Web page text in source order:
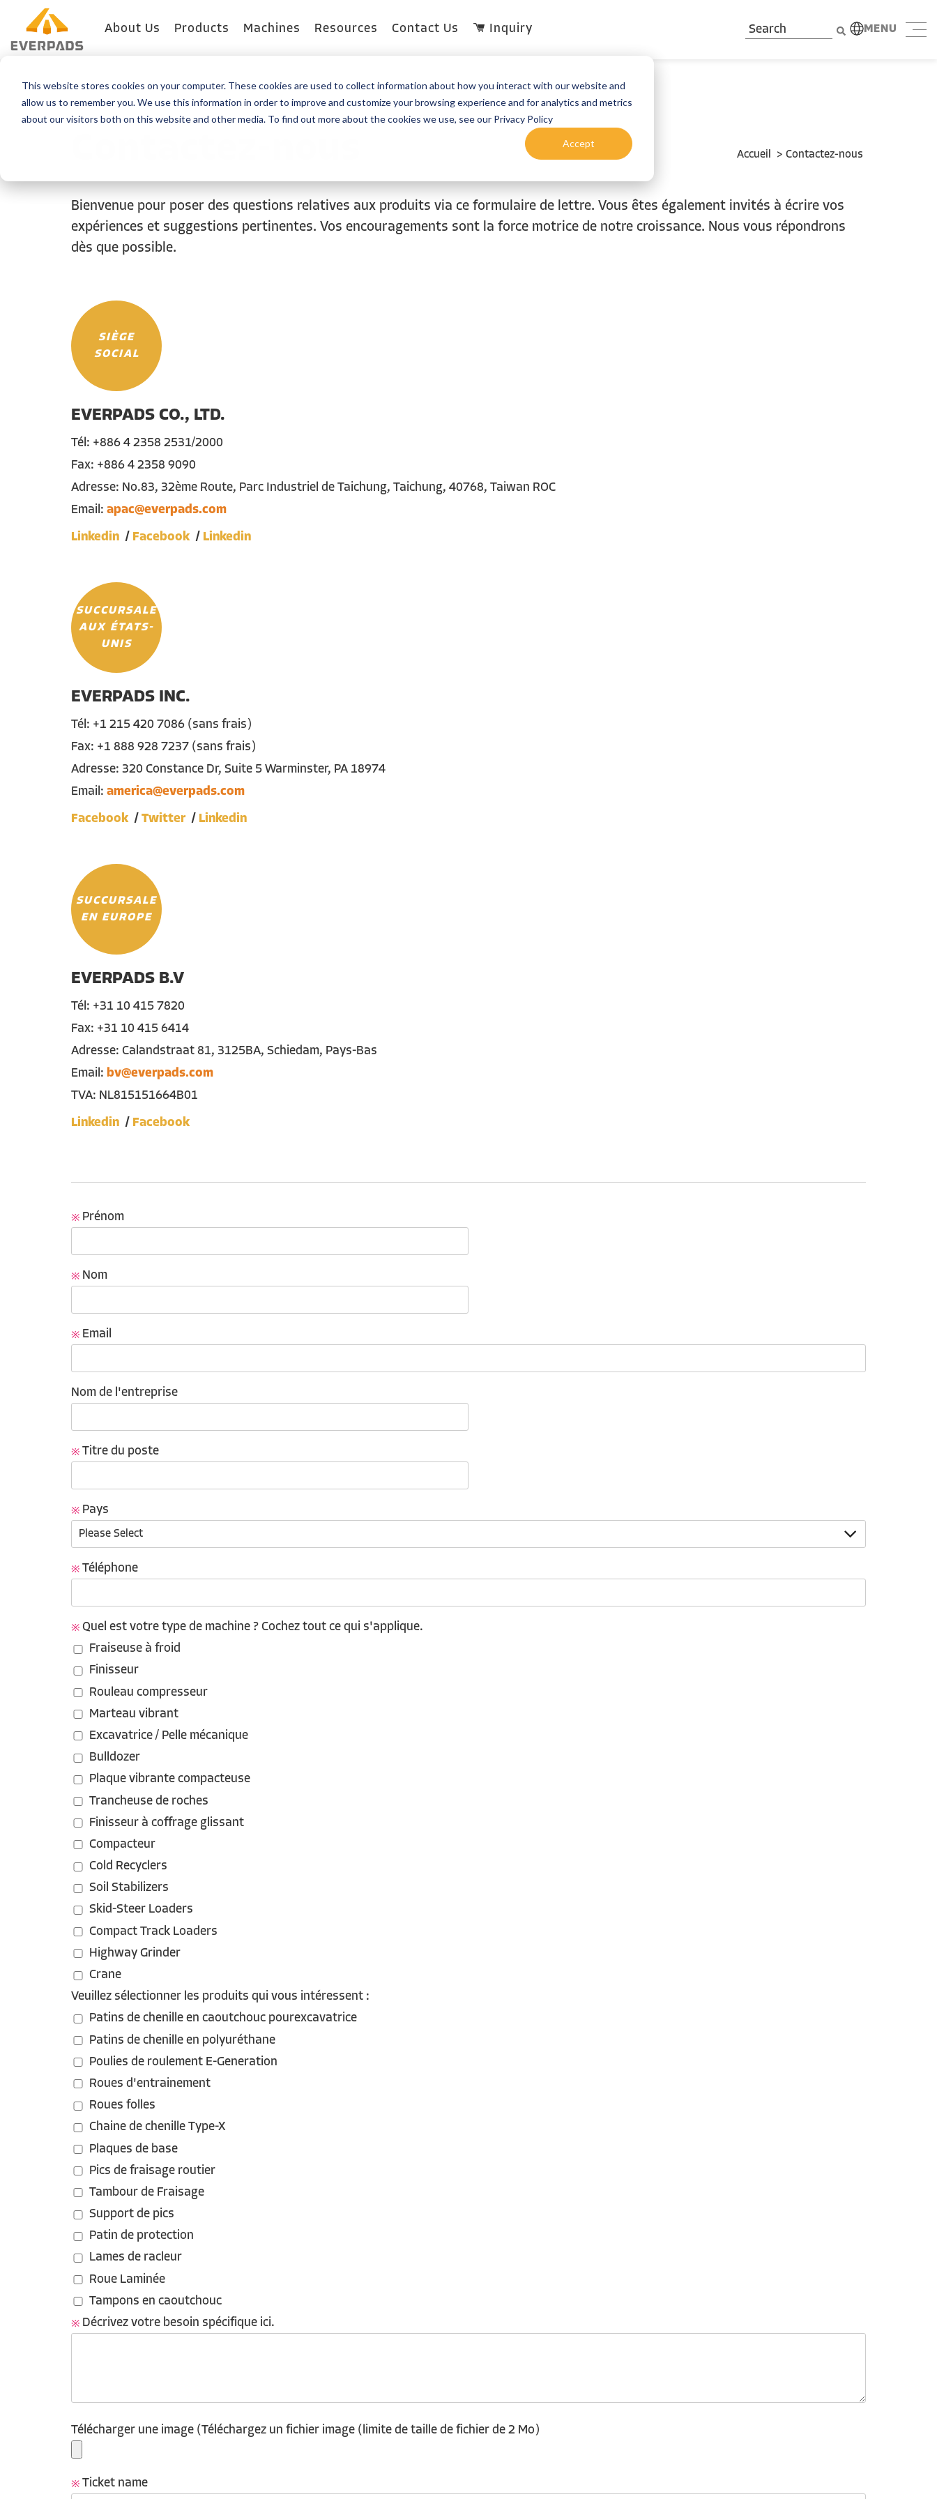
This website stores cookies on your computer. These cookies are used to collect information about how you interact with our website and
allow us to remember you. We use this information in order to improve and customize your browsing experience and for analytics and metrics
about our visitors both on this website and other media. To find out more about the cookies we use, see our Privacy Policy
Accept
About Us Products Machines Resources Contact Us Inquiry MENU
Accueil > Contactez-nous
Bienvenue pour poser des questions relatives aux produits via ce formulaire de lettre. Vous êtes également invités à écrire vos
expériences et suggestions pertinentes. Vos encouragements sont la force motrice de notre croissance. Nous vous répondrons
dès que possible.
SIÈGE
SOCIAL
EVERPADS CO., LTD.
Tél: +886 4 2358 2531/2000
Fax: +886 4 2358 9090
Adresse: No.83, 32ème Route, Parc Industriel de Taichung, Taichung, 40768, Taiwan ROC
Email: apac@everpads.com
Linkedin Facebook Linkedin
SUCCURSALE
AUX ÉTATS-
UNIS
EVERPADS INC.
Tél: +1 215 420 7086 (sans frais)
Fax: +1 888 928 7237 (sans frais)
Adresse: 320 Constance Dr, Suite 5 Warminster, PA 18974
Email: america@everpads.com
Facebook Twitter Linkedin
SUCCURSALE
EN EUROPE
EVERPADS B.V
Tél: +31 10 415 7820
Fax: +31 10 415 6414
Adresse: Calandstraat 81, 3125BA, Schiedam, Pays-Bas
Email: bv@everpads.com
TVA: NL815151664B01
Linkedin Facebook
Prénom
Nom
Email
Nom de l'entreprise
Titre du poste
Pays
Téléphone
Quel est votre type de machine ? Cochez tout ce qui s'applique.
Fraiseuse à froid
Finisseur
Rouleau compresseur
Marteau vibrant
Excavatrice / Pelle mécanique
Bulldozer
Plaque vibrante compacteuse
Trancheuse de roches
Finisseur à coffrage glissant
Compacteur
Cold Recyclers
Soil Stabilizers
Skid-Steer Loaders
Compact Track Loaders
Highway Grinder
Crane
Veuillez sélectionner les produits qui vous intéressent :
Patins de chenille en caoutchouc pourexcavatrice
Patins de chenille en polyuréthane
Poulies de roulement E-Generation
Roues d'entrainement
Roues folles
Chaine de chenille Type-X
Plaques de base
Pics de fraisage routier
Tambour de Fraisage
Support de pics
Patin de protection
Lames de racleur
Roue Laminée
Tampons en caoutchouc
Décrivez votre besoin spécifique ici.
Télécharger une image (Téléchargez un fichier image (limite de taille de fichier de 2 Mo)
Ticket name